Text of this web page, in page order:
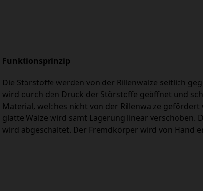
Funktionsprinzip
Die Störstoffe werden von der Rillenwalze seitlich
wird durch den Druck der Störstoffe geöffnet und
Material, welches nicht von der Rillenwalze
glatte Walze wird samt Lagerung linear verschoben.
wird abgeschaltet. Der Fremdkörper wird von Hand